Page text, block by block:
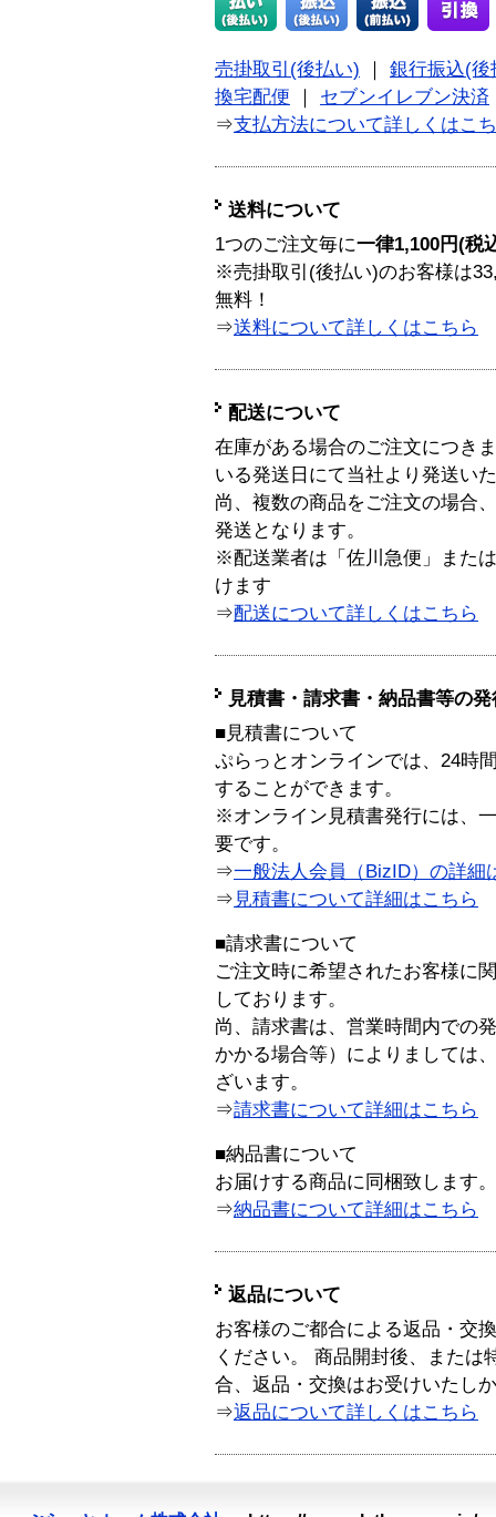
売掛取引(後払い) ｜ 銀行振込(後
換宅配便 ｜ セブンイレブン決済
⇒支払方法について詳しくはこ
送料について
1つのご注文毎に一律1,100円(税
※売掛取引(後払い)のお客様は
無料！
⇒送料について詳しくはこちら
配送について
在庫がある場合のご注文につき
いる発送日にて当社より発送い
尚、複数の商品をご注文の場合
発送となります。
※配送業者は「佐川急便」また
けます
⇒配送について詳しくはこちら
見積書・請求書・納品書等の
■見積書について
ぷらっとオンラインでは、24時
することができます。
※オンライン見積書発行には、
要です。
⇒一般法人会員（BizID）の詳細
⇒ 見積書について詳細はこちら
■請求書について
ご注文時に希望されたお客様に
しております。
尚、請求書は、営業時間内での
かかる場合等）によりましては
ざいます。
⇒請求書について詳細はこちら
■納品書について
お届けする商品に同梱致します。
⇒納品書について詳細はこちら
返品について
お客様のご都合による返品・交
ください。 商品開封後、または
合、返品・交換はお受けいたし
⇒返品について詳しくはこちら